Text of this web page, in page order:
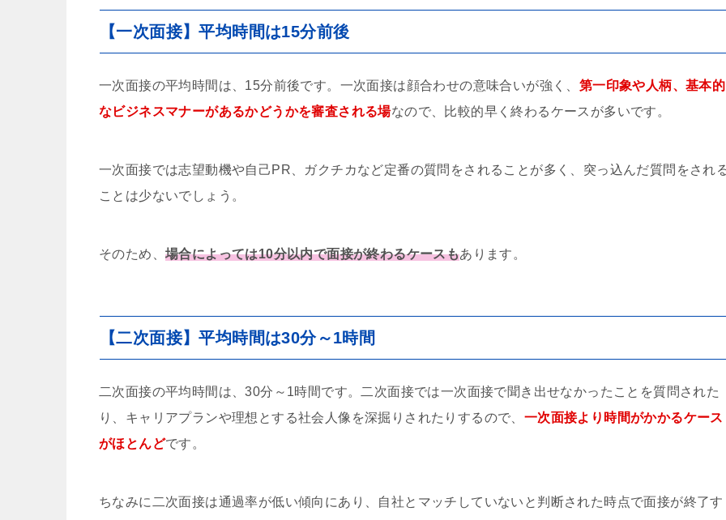
【一次面接】平均時間は15分前後
一次面接の平均時間は、15分前後です。一次面接は顔合わせの意味合いが強く、 第一印象や人柄、基本的
なビジネスマナーがあるかどうかを審査される場なので、比較的早く終わるケースが多いです。
一次面接では志望動機や自己PR、ガクチカなど定番の質問をされることが多く、突っ込んだ質問をされ
ことは少ないでしょう。
そのため、 場合によっては10分以内で面接が終わるケースもあります。
【二次面接】平均時間は30分～1時間
二次面接の平均時間は、30分～1時間です。二次面接では一次面接で聞き出せなかったことを質問された
り、キャリアプランや理想とする社会人像を深掘りされたりするので、 一次面接より時間がかかるケース
がほとんどです。
ちなみに二次面接は通過率が低い傾向にあり、自社とマッチしていないと判断された時点で面接が終了す